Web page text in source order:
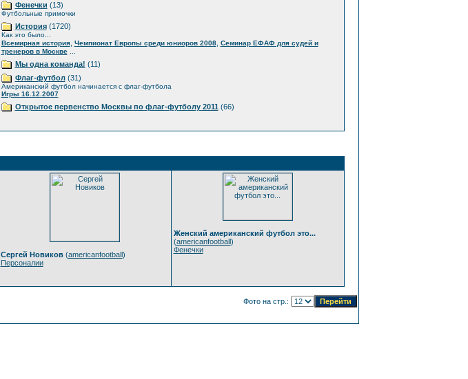
Фенечки (13)
Футбольные примочки
История(1720)
Как это было...
Всемирная история, Чемпионат Европы среди юниоров 2008, Семинар ЕФАФ для судей и
тренеров в Москве...
Мы одна команда! (11)
Флаг-футбол(31)
Американский футбол начинается с флаг-футбола
Игры 16.12.2007
Открытое первенство Москвы по флаг-футболу 2011(66)
Сергей Новиков(americanfootball)
Персоналии
Женский американский футбол это...
(americanfootball)
Фенечки
Фото на стр.: